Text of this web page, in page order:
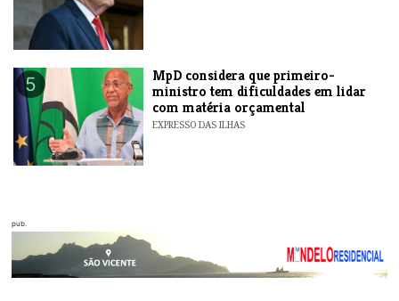
5
MpD considera que primeiro-
ministro tem dificuldades em lidar
com matéria orçamental
EXPRESSO DAS ILHAS
pub.